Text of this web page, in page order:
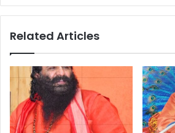
Related Articles